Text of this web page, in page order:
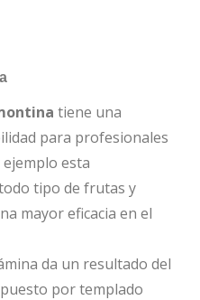
tiene una
para profesionales
esta
tipo de frutas y
mayor eficacia en el
da un resultado del
por templado